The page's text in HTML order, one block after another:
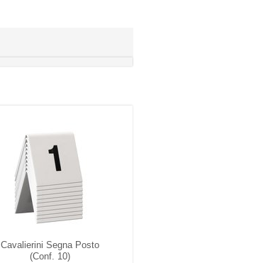
Cavalierini Segna Posto
(conf. 10)